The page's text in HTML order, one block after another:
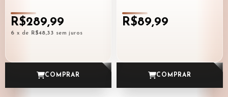
R$289,99
6 x de R$48,33 sem juros
COMPRAR
R$89,99
COMPRAR